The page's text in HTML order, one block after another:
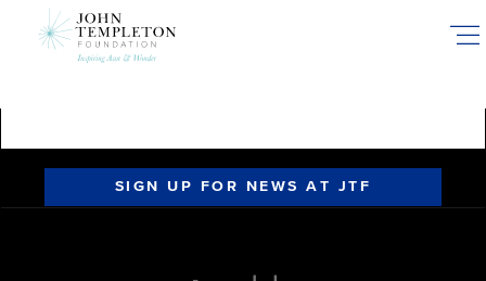
SIGN UP FOR NEWS AT JTF